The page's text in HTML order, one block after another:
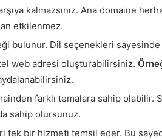
kalmazsınız. Ana domaine
etkilenmez.
bulunur. Dil seçenekleri sayesinde
web adresi oluşturabilirsiniz.
farklı temalara sahip olabilir.
sahip olursunuz.
tek bir hizmeti temsil eder. Bu